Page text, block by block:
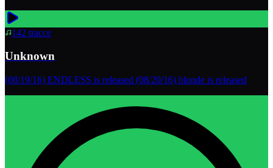
142 tracce
Unknown
(08/19/16) ENDLESS is released (08/20/16) blonde is released